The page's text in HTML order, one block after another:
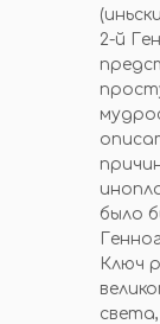
2-й
было
Ключ